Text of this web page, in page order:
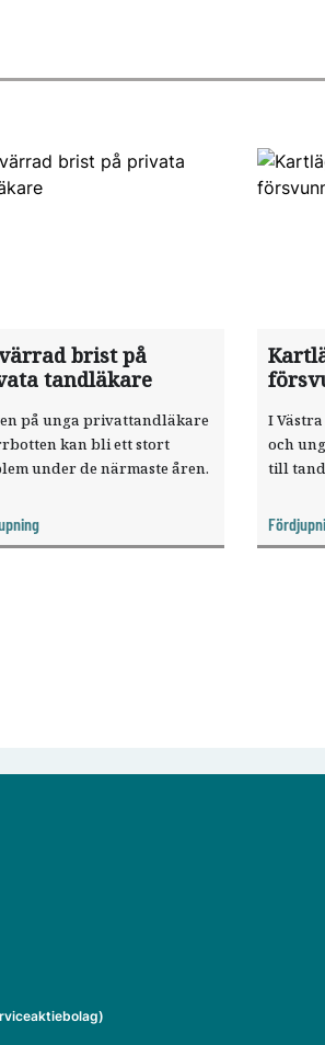
brist på
tandläkare
på unga privattandläkare
kan bli ett stort
under de närmaste åren.
I
och
till